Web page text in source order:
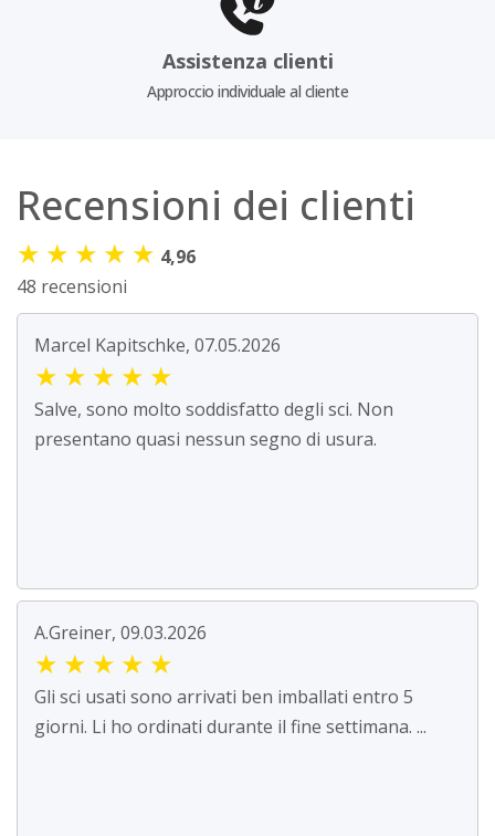
Assistenza clienti
Approccio individuale al cliente
Recensioni dei clienti
★ ★ ★ ★ ★ 4,96
48 recensioni
Marcel Kapitschke, 07.05.2026
★ ★ ★ ★ ★
Salve, sono molto soddisfatto degli sci. Non
presentano quasi nessun segno di usura.
A.Greiner, 09.03.2026
★ ★ ★ ★ ★
Gli sci usati sono arrivati ben imballati entro 5
giorni. Li ho ordinati durante il fine settimana. ...